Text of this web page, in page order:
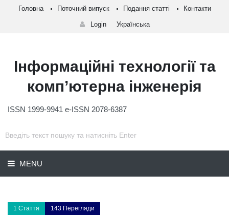
Головна Поточний випуск Подання статті Контакти
Login Українська
Інформаційні технології та
комп’ютерна інженерія
ISSN 1999-9941 e-ISSN 2078-6387
MENU
1 Стаття 143 Перегляди